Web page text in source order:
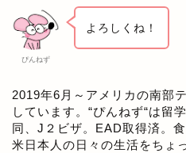
ぴんねず
よろしくね！
2019年6月～アメリカの南部
しています。“ぴんねず“は留
同、J２ビザ。EAD取得済。
米日本人の日々の生活をちょ